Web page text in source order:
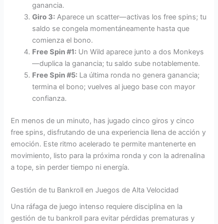
ganancia.
Giro 3: Aparece un scatter—activas los free spins; tu
saldo se congela momentáneamente hasta que
comienza el bono.
Free Spin #1: Un Wild aparece junto a dos Monkeys
—duplica la ganancia; tu saldo sube notablemente.
Free Spin #5: La última ronda no genera ganancia;
termina el bono; vuelves al juego base con mayor
confianza.
En menos de un minuto, has jugado cinco giros y cinco
free spins, disfrutando de una experiencia llena de acción y
emoción. Este ritmo acelerado te permite mantenerte en
movimiento, listo para la próxima ronda y con la adrenalina
a tope, sin perder tiempo ni energía.
Gestión de tu Bankroll en Juegos de Alta Velocidad
Una ráfaga de juego intenso requiere disciplina en la
gestión de tu bankroll para evitar pérdidas prematuras y